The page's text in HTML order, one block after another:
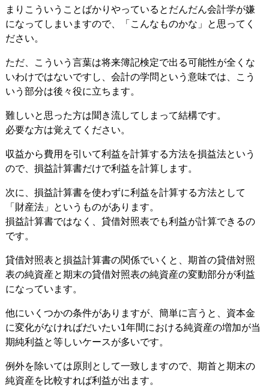
まりこういうことばかりやっているとだんだん会計学が嫌
になってしまいますので、「こんなものかな」と思ってく
ださい。
ただ、こういう言葉は将来簿記検定で出る可能性が全くな
いわけではないですし、会計の学問という意味では、こう
いう部分は後々役に立ちます。
難しいと思った方は聞き流してしまって結構です。
必要な方は覚えてください。
収益から費用を引いて利益を計算する方法を損益法という
ので、損益計算書だけで利益を計算します。
次に、損益計算書を使わずに利益を計算する方法として
「財産法」というものがあります。
損益計算書ではなく、貸借対照表でも利益が計算できるの
です。
貸借対照表と損益計算書の関係でいくと、期首の貸借対照
表の純資産と期末の貸借対照表の純資産の変動部分が利益
になっています。
他にいくつかの条件がありますが、簡単に言うと、資本金
に変化がなければだいたい1年間における純資産の増加が当
期純利益と等しいケースが多いです。
例外を除いては原則として一致しますので、期首と期末の
純資産を比較すれば利益が出ます。